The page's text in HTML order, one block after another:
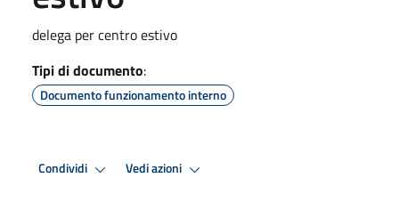
delega per centro estivo
Tipi di documento:
Documento funzionamento interno
Condividi Vedi azioni